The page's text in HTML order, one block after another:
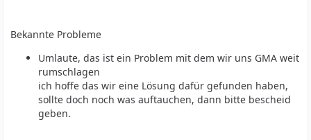
Bekannte Probleme
Umlaute, das ist ein Problem mit dem wir uns GMA weit
rumschlagen
ich hoffe das wir eine Lösung dafür gefunden haben,
sollte doch noch was auftauchen, dann bitte bescheid
geben.